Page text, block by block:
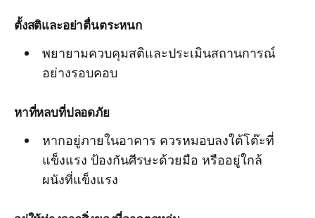
ตั้งสติและอย่าตื่นตระหนก
พยายามควบคุมสติและประเมินสถานการณ์
อย่างรอบคอบ
หาที่หลบที่ปลอดภัย
หากอยู่ภายในอาคาร ควรหมอบลงใต้โต๊ะที่
แข็งแรง ป้องกันศีรษะด้วยมือ หรืออยู่ใกล้
ผนังที่แข็งแรง